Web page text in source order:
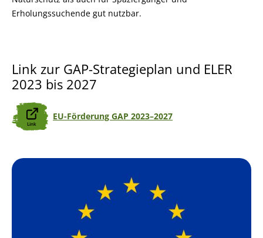
Erholungssuchende gut nutzbar.
Link zur GAP-Strategieplan und ELER
2023 bis 2027
EU-Förderung GAP 2023–2027
Bild